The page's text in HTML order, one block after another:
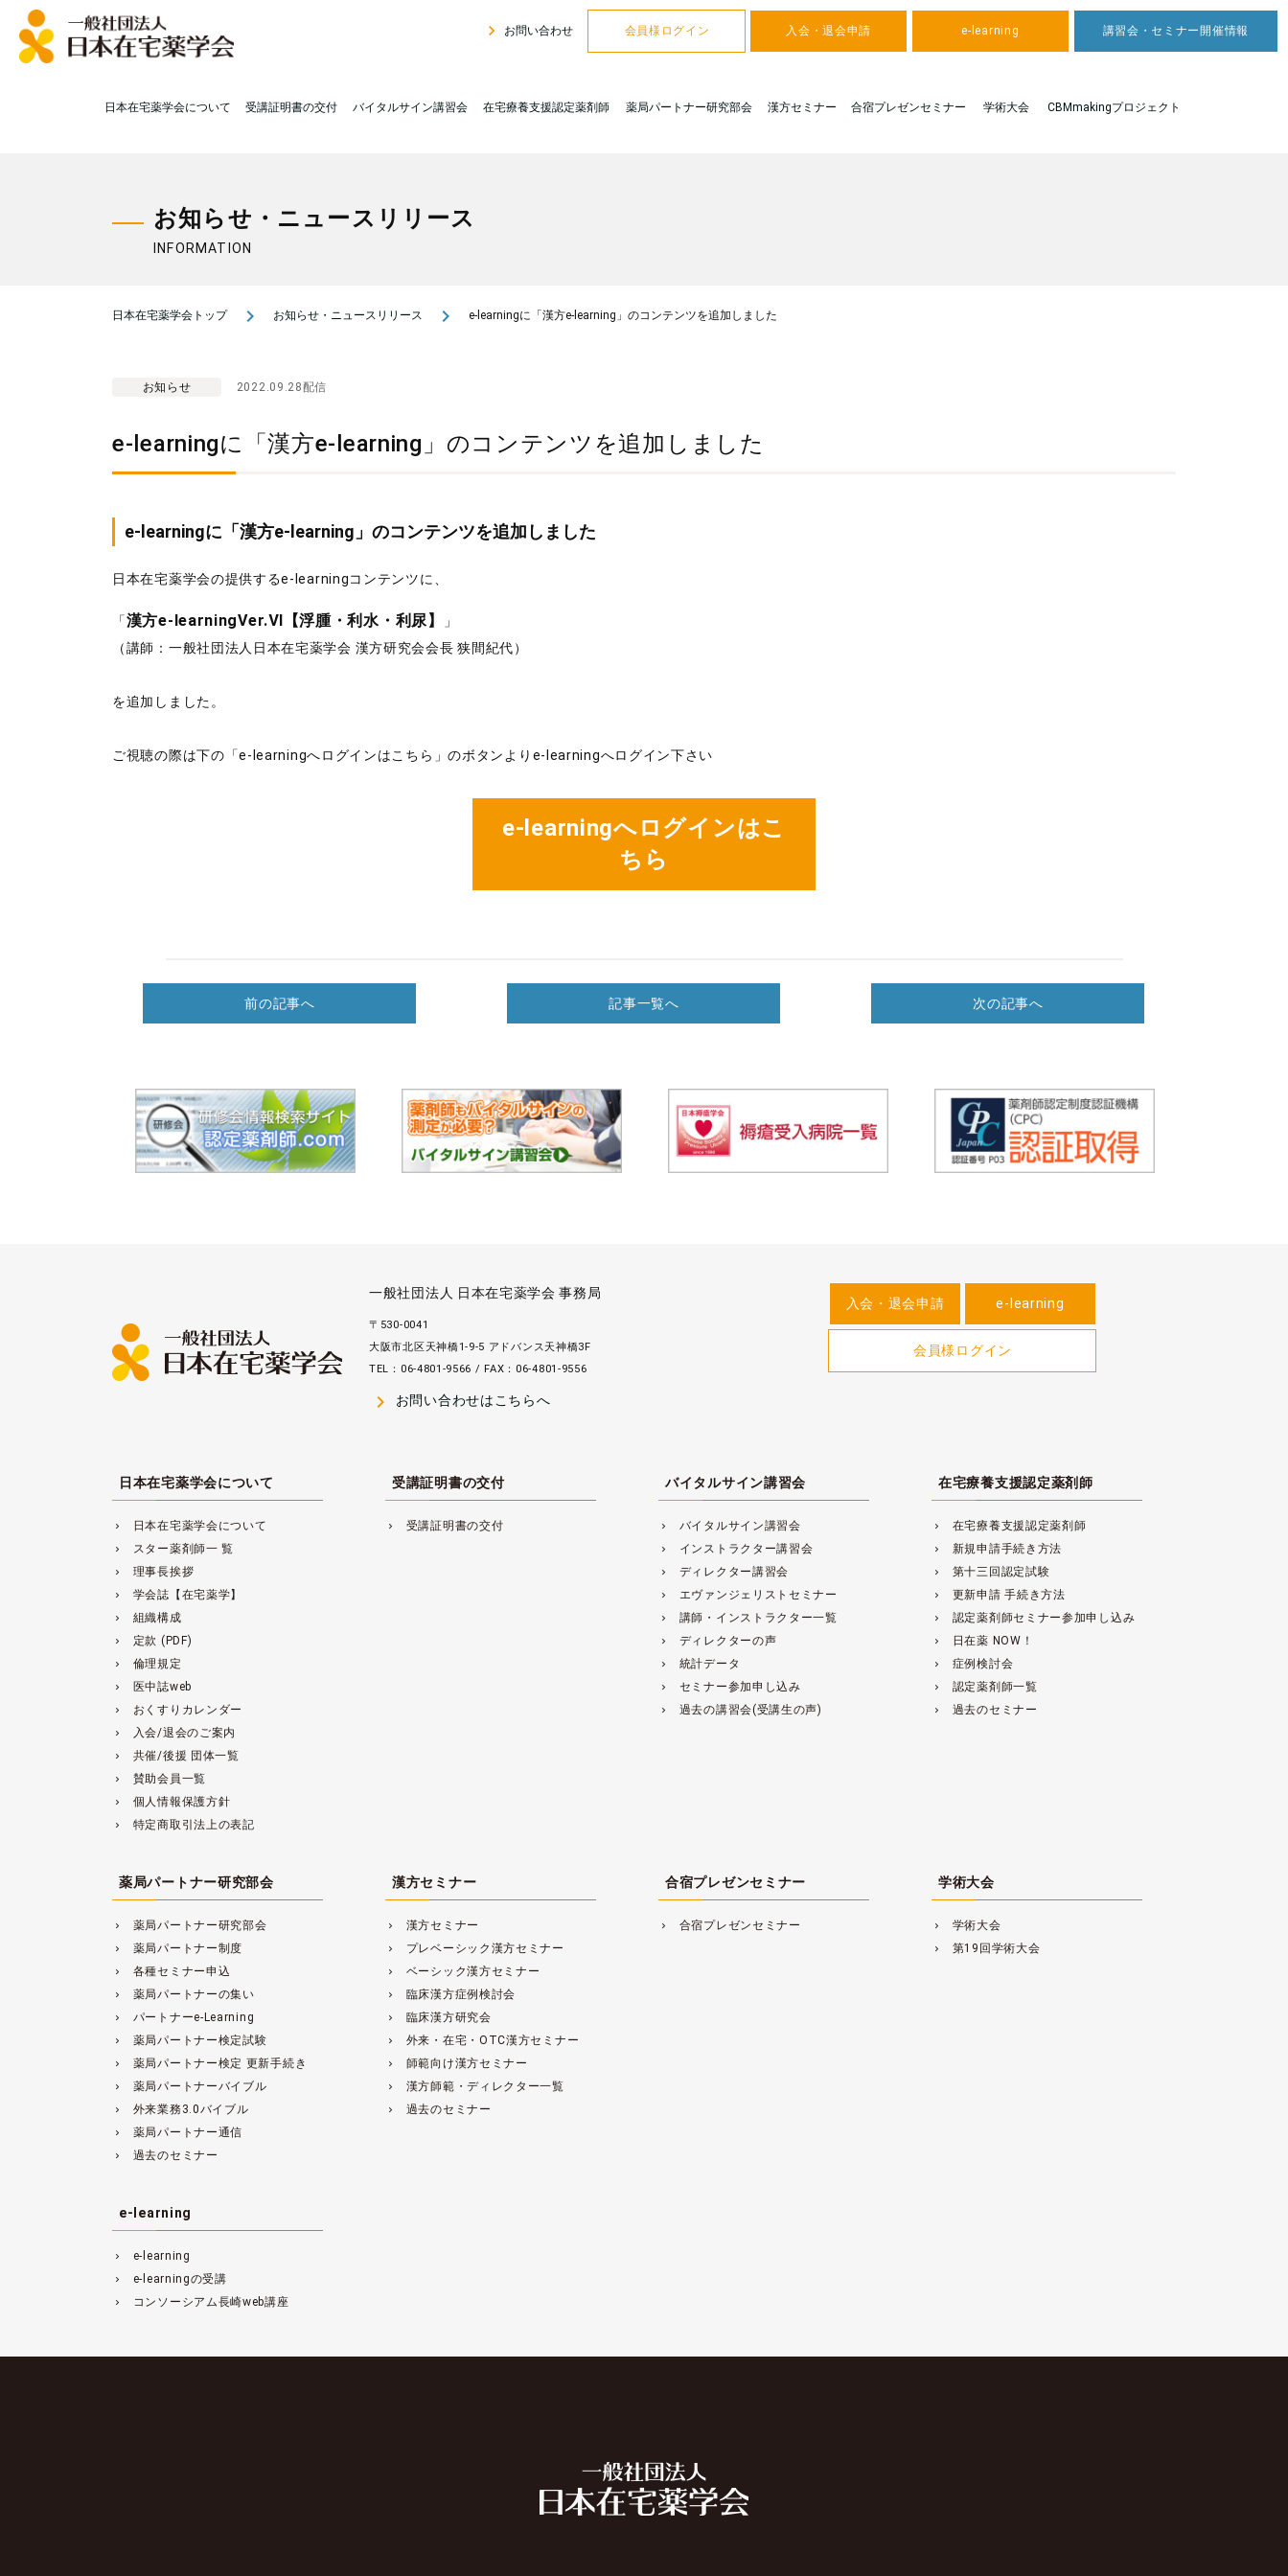
navigate_next お問い合わせ 会員様ログイン 入会・退会申請 e-learning 講習会・セミナー開催情報
日本在宅薬学会について 受講証明書の交付 バイタルサイン講習会 在宅療養支援認定薬剤師 薬局パートナー研究部会 漢方セミナー 合宿プレゼンセミナー 学術大会 CBMmakingプロジェクト
お知らせ・ニュースリリース
INFORMATION
日本在宅薬学会トップ navigate_next お知らせ・ニュースリリース navigate_next e-learningに「漢方e-learning」のコンテンツを追加しました
お知らせ 2022.09.28配信
e-learningに「漢方e-learning」のコンテンツを追加しました
e-learningに「漢方e-learning」のコンテンツを追加しました
日本在宅薬学会の提供するe-learningコンテンツに、
「漢方e-learningVer.Ⅵ【浮腫・利水・利尿】
」
（講師：一般社団法人日本在宅薬学会 漢方研究会会長 狭間紀代）
を追加しました。
ご視聴の際は下の「e-learningへログインはこちら」のボタンよりe-learningへログイン下さい
e-learningへログインはこ
ちら
前の記事へ 記事一覧へ 次の記事へ
一般社団法人 日本在宅薬学会 事務局
〒530-0041
大阪市北区天神橋1-9-5 アドバンス天神橋3F
TEL：06-4801-9566 / FAX：06-4801-9556
navigate_next お問い合わせはこちらへ
入会・退会申請 e-learning
会員様ログイン
日本在宅薬学会について
navigate_next 日本在宅薬学会について
navigate_next スター薬剤師一 覧
navigate_next 理事長挨拶
navigate_next 学会誌【在宅薬学】
navigate_next 組織構成
navigate_next 定款 (PDF)
navigate_next 倫理規定
navigate_next 医中誌web
navigate_next おくすりカレンダー
navigate_next 入会/退会のご案内
navigate_next 共催/後援 団体一覧
navigate_next 賛助会員一覧
navigate_next 個人情報保護方針
navigate_next 特定商取引法上の表記
受講証明書の交付
navigate_next 受講証明書の交付
バイタルサイン講習会
navigate_next バイタルサイン講習会
navigate_next インストラクター講習会
navigate_next ディレクター講習会
navigate_next エヴァンジェリストセミナー
navigate_next 講師・インストラクター一覧
navigate_next ディレクターの声
navigate_next 統計データ
navigate_next セミナー参加申し込み
navigate_next 過去の講習会(受講生の声)
在宅療養支援認定薬剤師
navigate_next 在宅療養支援認定薬剤師
navigate_next 新規申請手続き方法
navigate_next 第十三回認定試験
navigate_next 更新申請 手続き方法
navigate_next 認定薬剤師セミナー参加申し込み
navigate_next 日在薬 NOW！
navigate_next 症例検討会
navigate_next 認定薬剤師一覧
navigate_next 過去のセミナー
薬局パートナー研究部会
navigate_next 薬局パートナー研究部会
navigate_next 薬局パートナー制度
navigate_next 各種セミナー申込
navigate_next 薬局パートナーの集い
navigate_next パートナーe-Learning
navigate_next 薬局パートナー検定試験
navigate_next 薬局パートナー検定 更新手続き
navigate_next 薬局パートナーバイブル
navigate_next 外来業務3.0バイブル
navigate_next 薬局パートナー通信
navigate_next 過去のセミナー
漢方セミナー
navigate_next 漢方セミナー
navigate_next プレベーシック漢方セミナー
navigate_next ベーシック漢方セミナー
navigate_next 臨床漢方症例検討会
navigate_next 臨床漢方研究会
navigate_next 外来・在宅・OTC漢方セミナー
navigate_next 師範向け漢方セミナー
navigate_next 漢方師範・ディレクター一覧
navigate_next 過去のセミナー
合宿プレゼンセミナー
navigate_next 合宿プレゼンセミナー
学術大会
navigate_next 学術大会
navigate_next 第19回学術大会
e-learning
navigate_next e-learning
navigate_next e-learningの受講
navigate_next コンソーシアム長崎web講座